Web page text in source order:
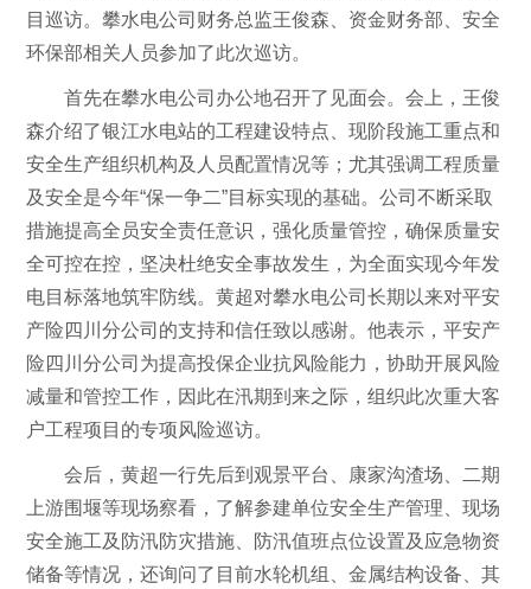
目巡访。攀水电公司财务总监王俊森、资金财务部、安全
环保部相关人员参加了此次巡访。
首先在攀水电公司办公地召开了见面会。会上，王俊
森介绍了银江水电站的工程建设特点、现阶段施工重点和
安全生产组织机构及人员配置情况等；尤其强调工程质量
及安全是今年“保一争二”目标实现的基础。公司不断采取
措施提高全员安全责任意识，强化质量管控，确保质量安
全可控在控，坚决杜绝安全事故发生，为全面实现今年发
电目标落地筑牢防线。黄超对攀水电公司长期以来对平安
产险四川分公司的支持和信任致以感谢。他表示，平安产
险四川分公司为提高投保企业抗风险能力，协助开展风险
减量和管控工作，因此在汛期到来之际，组织此次重大客
户工程项目的专项风险巡访。
会后，黄超一行先后到观景平台、康家沟渣场、二期
上游围堰等现场察看，了解参建单位安全生产管理、现场
安全施工及防汛防灾措施、防汛值班点位设置及应急物资
储备等情况，还询问了目前水轮机组、金属结构设备、其